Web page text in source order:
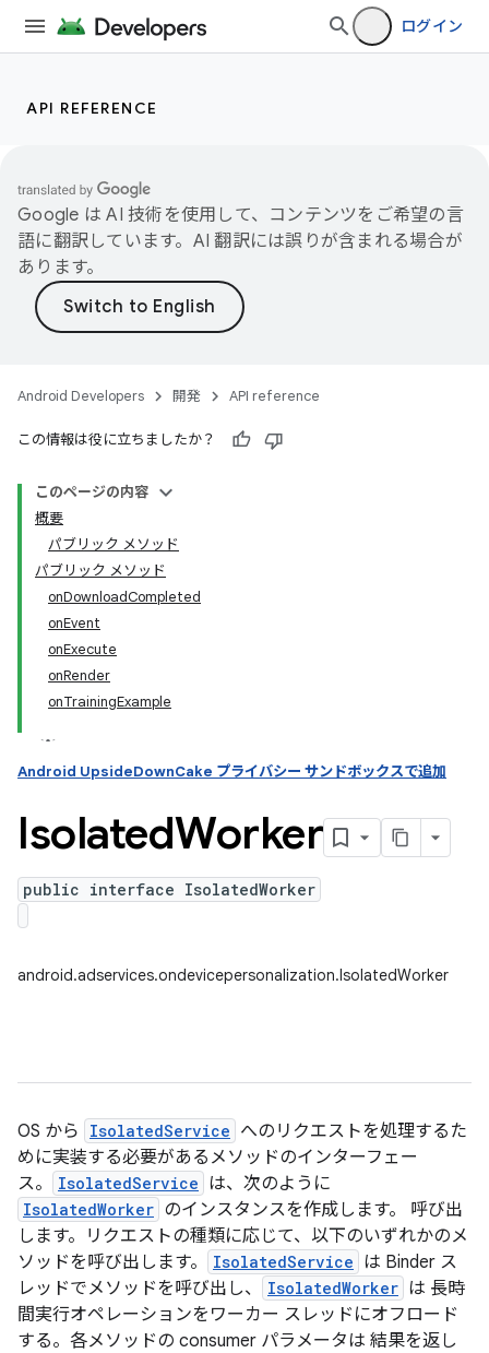
ログイン
API REFERENCE
Google は AI 技術を使用して、コンテンツをご希望の言
語に翻訳しています。AI 翻訳には誤りが含まれる場合が
あります。
Android Developers 開発 API reference
この情報は役に立ちましたか？
このページの内容
概要
パブリック メソッド
パブリック メソッド
onDownloadCompleted
onEvent
onExecute
onRender
onTrainingExample
Android UpsideDownCake プライバシー サンドボックスで追加
IsolatedWorker
public interface IsolatedWorker
android.adservices.ondevicepersonalization.IsolatedWorker
OS から IsolatedService へのリクエストを処理するた
めに実装する必要があるメソッドのインターフェー
ス。
IsolatedService は、次のように
IsolatedWorker のインスタンスを作成します。 呼び出
します。リクエストの種類に応じて、以下のいずれかのメ
ソッドを呼び出します。
IsolatedService は Binder ス
レッドでメソッドを呼び出し、
IsolatedWorker は 長時
間実行オペレーションをワーカー スレッドにオフロード
する。各メソッドの consumer パラメータは 結果を返し